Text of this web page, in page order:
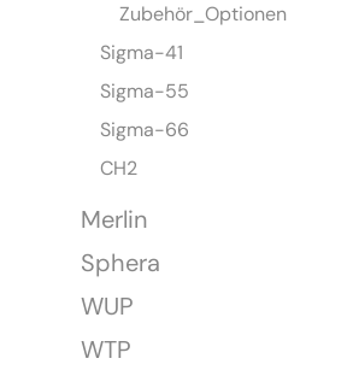
Zubehör_Optionen
Sigma-41
Sigma-55
Sigma-66
CH2
Merlin
Sphera
WUP
WTP